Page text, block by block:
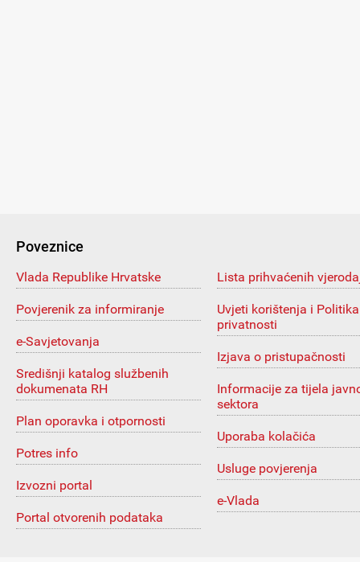
Poveznice
Vlada Republike Hrvatske
Povjerenik za informiranje
e-Savjetovanja
Središnji katalog službenih
dokumenata RH
Plan oporavka i otpornosti
Potres info
Izvozni portal
Portal otvorenih podataka
Lista prihvaćenih
Uvjeti korištenja i Politika
privatnosti
Izjava o pristupačnosti
Informacije za tijela
sektora
Uporaba kolačića
Usluge povjerenja
e-Vlada